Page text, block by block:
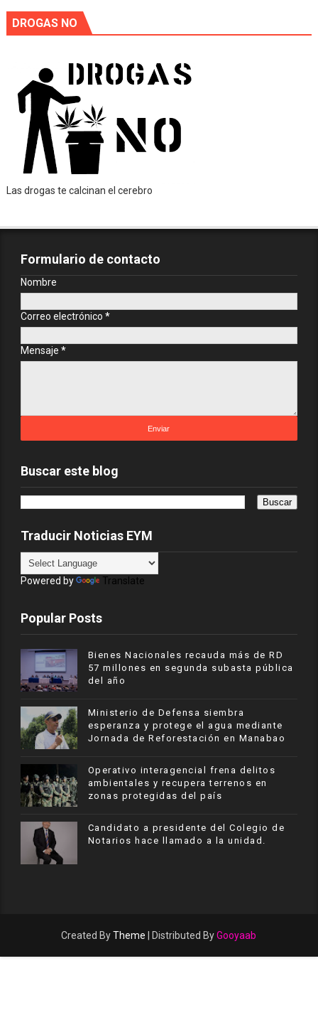
DROGAS NO
Las drogas te calcinan el cerebro
Formulario de contacto
Nombre
Correo electrónico *
Mensaje *
Buscar este blog
Traducir Noticias EYM
Powered by Translate
Popular Posts
Bienes Nacionales recauda más de RD
57 millones en segunda subasta pública
del año
Ministerio de Defensa siembra
esperanza y protege el agua mediante
Jornada de Reforestación en Manabao
Operativo interagencial frena delitos
ambientales y recupera terrenos en
zonas protegidas del país
Candidato a presidente del Colegio de
Notarios hace llamado a la unidad.
Created ByTheme | Distributed ByGooyaab